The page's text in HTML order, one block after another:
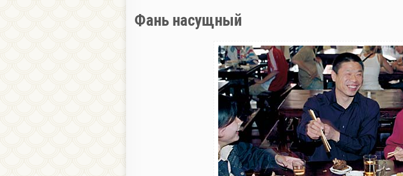
Фань насущный